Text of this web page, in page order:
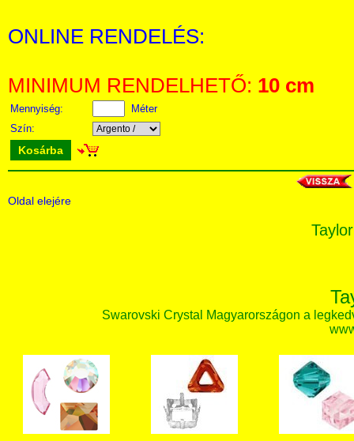
ONLINE RENDELÉS:
MINIMUM RENDELHETŐ: 10 cm
Mennyiség:
Méter
Szín:
Kosárba
Oldal elejére
Swarovski Crystal Magyarországon a